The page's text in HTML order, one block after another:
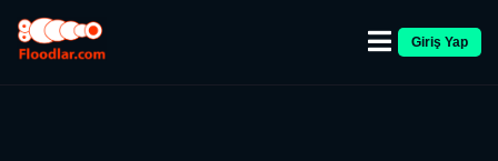
Giriş Yap